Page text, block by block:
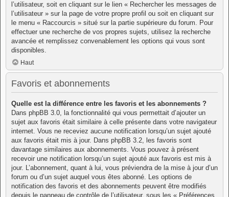
l’utilisateur, soit en cliquant sur le lien « Rechercher les messages de
l’utilisateur » sur la page de votre propre profil ou soit en cliquant sur
le menu « Raccourcis » situé sur la partie supérieure du forum. Pour
effectuer une recherche de vos propres sujets, utilisez la recherche
avancée et remplissez convenablement les options qui vous sont
disponibles.
Haut
Favoris et abonnements
Quelle est la différence entre les favoris et les abonnements ?
Dans phpBB 3.0, la fonctionnalité qui vous permettait d’ajouter un
sujet aux favoris était similaire à celle présente dans votre navigateur
internet. Vous ne receviez aucune notification lorsqu’un sujet ajouté
aux favoris était mis à jour. Dans phpBB 3.2, les favoris sont
davantage similaires aux abonnements. Vous pouvez à présent
recevoir une notification lorsqu’un sujet ajouté aux favoris est mis à
jour. L’abonnement, quant à lui, vous préviendra de la mise à jour d’un
forum ou d’un sujet auquel vous êtes abonné. Les options de
notification des favoris et des abonnements peuvent être modifiés
depuis le panneau de contrôle de l’utilisateur, sous les « Préférences